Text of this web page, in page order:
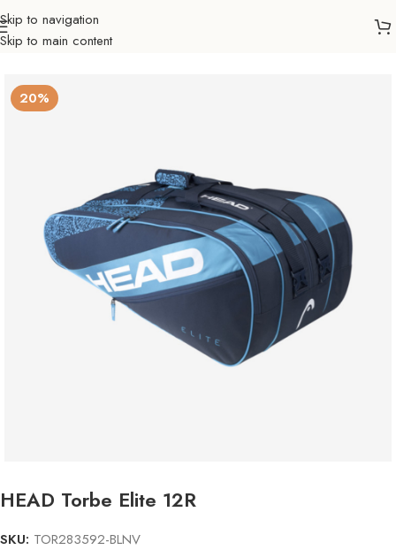
Skip to navigation
Skip to main content
Početna Sportovi
20%
HEAD Torbe Elite 12R
SKU: TOR283592-BLNV